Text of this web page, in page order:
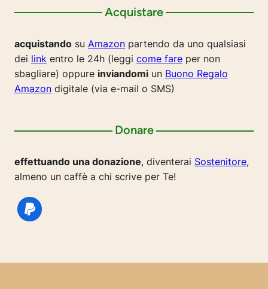
Acquistare
acquistando su Amazon partendo da uno qualsiasi
dei link entro le 24h (leggi come fare per non
sbagliare) oppure inviandomi un Buono Regalo
Amazon digitale (via e-mail o SMS)
Donare
effettuando una donazione, diventerai Sostenitore,
almeno un caffè a chi scrive per Te!